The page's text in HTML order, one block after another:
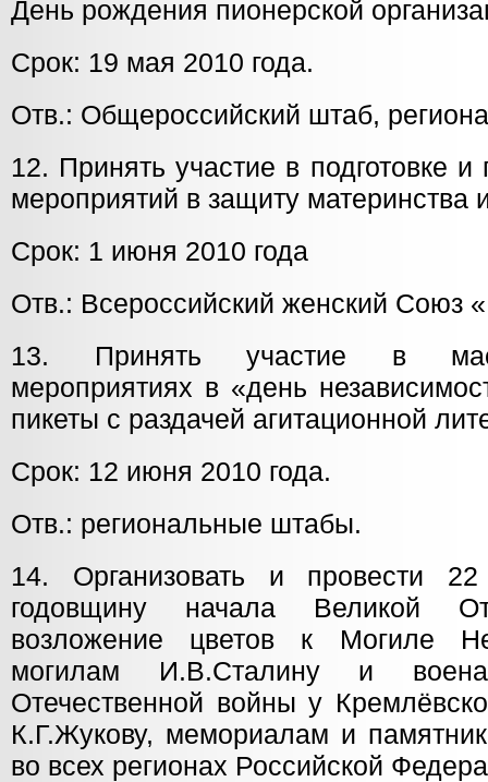
День рождения пионерской
Срок: 19 мая 2010 года.
Отв.: Общероссийский штаб,
12. Принять участие в подготовке
мероприятий в защиту материнства
Срок: 1 июня 2010 года
Отв.: Всероссийский женский Союз
13. Принять участие в
мероприятиях в «день
пикеты с раздачей агитационной
Срок: 12 июня 2010 года.
Отв.: региональные штабы.
14. Организовать и провести
годовщину начала Великой
возложение цветов к Могиле
могилам И.В.Сталину и
Отечественной войны у
К.Г.Жукову, мемориалам и
во всех регионах Российской